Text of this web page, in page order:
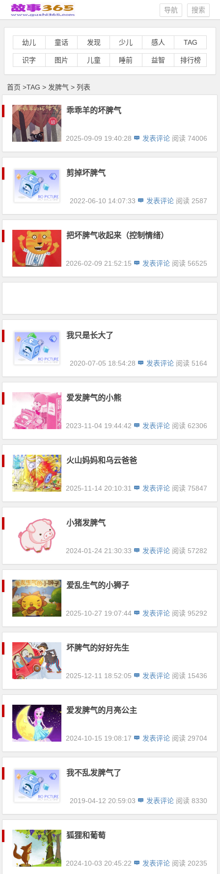
搜索
导航
幼儿 童话 发现 少儿 感人 TAG
识字 图片 儿童 睡前 益智 排行榜
首页 >TAG > 发脾气 > 列表
乖乖羊的坏脾气
2025-09-09 19:40:28 发表评论 阅读 74006
剪掉坏脾气
2022-06-10 14:07:33 发表评论 阅读 2587
把坏脾气收起来（控制情绪）
2026-02-09 21:52:15 发表评论 阅读 56525
我只是长大了
2020-07-05 18:54:28 发表评论 阅读 5164
爱发脾气的小熊
2023-11-04 19:44:42 发表评论 阅读 62306
火山妈妈和乌云爸爸
2025-11-14 20:10:31 发表评论 阅读 75847
小猪发脾气
2024-01-24 21:30:33 发表评论 阅读 57282
爱乱生气的小狮子
2025-10-27 19:07:44 发表评论 阅读 95292
坏脾气的好好先生
2025-12-11 18:52:05 发表评论 阅读 15436
爱发脾气的月亮公主
2024-10-15 19:08:17 发表评论 阅读 29704
我不乱发脾气了
2019-04-12 20:59:03 发表评论 阅读 8330
狐狸和葡萄
2024-10-03 20:45:22 发表评论 阅读 20235